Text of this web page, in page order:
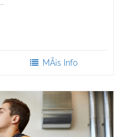
MÃ¡s Info